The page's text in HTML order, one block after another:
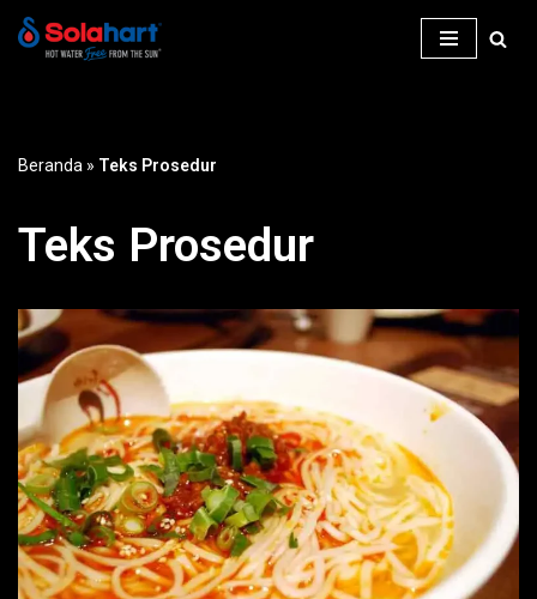
Beranda » Teks Prosedur
Teks Prosedur